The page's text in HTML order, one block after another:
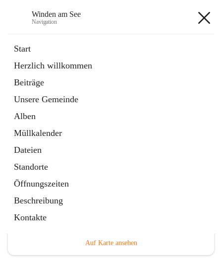
Winden am See
Navigation
Start
Herzlich willkommen
Beiträge
Unsere Gemeinde
Alben
Müllkalender
Dateien
Standorte
Öffnungszeiten
Beschreibung
Kontakte
Externe Webseite
in
Tab
Bebauungsplan
öffnet
in
neuem
Tab
Auf Karte ansehen